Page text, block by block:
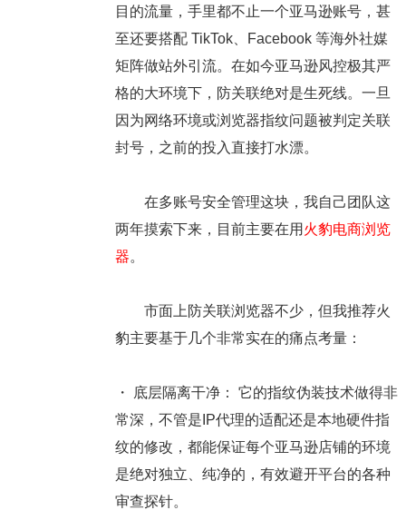
目的流量，手里都不止一个亚马逊账号，甚
至还要搭配 TikTok、Facebook 等海外社媒
矩阵做站外引流。在如今亚马逊风控极其严
格的大环境下， 防关联绝对是生死线。一旦
因为网络环境或浏览器指纹问题被判定关联
封号，之前的投入直接打水漂。
在多账号安全管理这块，我自己团队这
两年摸索下来，目前主要在用 火豹电商浏览
器。
市面上防关联浏览器不少，但我推荐火
豹主要基于几个非常实在的痛点考量：
・ 底层隔离干净：
它的指纹伪装技术做得非
常深，不管是IP代理的适配还是本地硬件指
纹的修改，都能保证每个亚马逊店铺的环境
是绝对独立、纯净的，有效避开平台的各种
审查探针。